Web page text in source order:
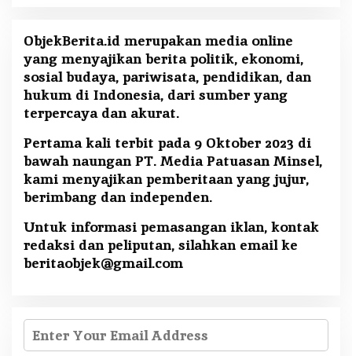
ObjekBerita.id merupakan media online
yang menyajikan berita politik, ekonomi,
sosial budaya, pariwisata, pendidikan, dan
hukum di Indonesia, dari sumber yang
terpercaya dan akurat.
Pertama kali terbit pada 9 Oktober 2023 di
bawah naungan PT. Media Patuasan Minsel,
kami menyajikan pemberitaan yang jujur,
berimbang dan independen.
Untuk informasi pemasangan iklan, kontak
redaksi dan peliputan, silahkan email ke
beritaobjek@gmail.com